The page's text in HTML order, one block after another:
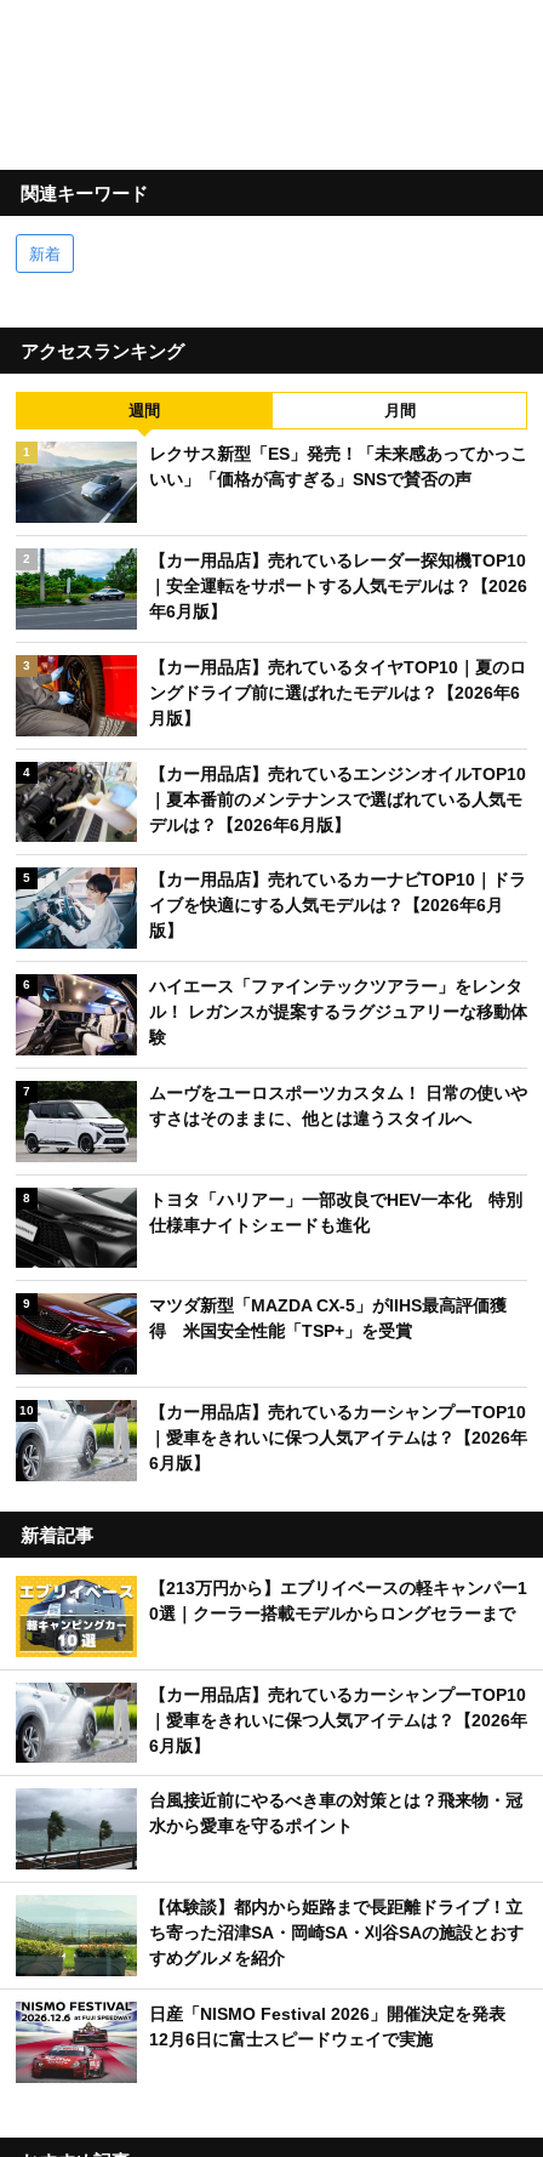
関連キーワード
新着
アクセスランキング
週間 月間
1
レクサス新型「ES」発売！「未来感あってかっこ
いい」「価格が高すぎる」SNSで賛否の声
2
【カー用品店】売れているレーダー探知機TOP10
｜安全運転をサポートする人気モデルは？【2026
年6月版】
3
【カー用品店】売れているタイヤTOP10｜夏のロ
ングドライブ前に選ばれたモデルは？【2026年6
月版】
4
【カー用品店】売れているエンジンオイルTOP10
｜夏本番前のメンテナンスで選ばれている人気モ
デルは？【2026年6月版】
5
【カー用品店】売れているカーナビTOP10｜ドラ
イブを快適にする人気モデルは？【2026年6月
版】
6
ハイエース「ファインテックツアラー」をレンタ
ル！ レガンスが提案するラグジュアリーな移動体
験
7
ムーヴをユーロスポーツカスタム！ 日常の使いや
すさはそのままに、他とは違うスタイルへ
8
トヨタ「ハリアー」一部改良でHEV一本化 特別
仕様車ナイトシェードも進化
9
マツダ新型「MAZDA CX-5」がIIHS最高評価獲
得 米国安全性能「TSP+」を受賞
10
【カー用品店】売れているカーシャンプーTOP10
｜愛車をきれいに保つ人気アイテムは？【2026年
6月版】
新着記事
【213万円から】エブリイベースの軽キャンパー1
0選｜クーラー搭載モデルからロングセラーまで
【カー用品店】売れているカーシャンプーTOP10
｜愛車をきれいに保つ人気アイテムは？【2026年
6月版】
台風接近前にやるべき車の対策とは？飛来物・冠
水から愛車を守るポイント
【体験談】都内から姫路まで長距離ドライブ！立
ち寄った沼津SA・岡崎SA・刈谷SAの施設とおす
すめグルメを紹介
日産「NISMO Festival 2026」開催決定を発表
12月6日に富士スピードウェイで実施